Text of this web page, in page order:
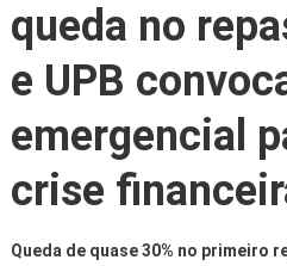
queda no
e UPB
emergencial
crise
Queda de quase 30% no primeiro